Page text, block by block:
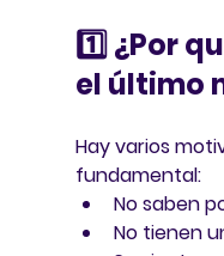
1️⃣ ¿Por
el último
Hay varios
fundamental:
No saben
No tienen